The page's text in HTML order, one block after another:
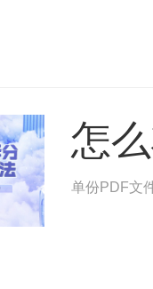
怎
单份PDF文